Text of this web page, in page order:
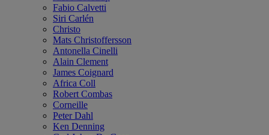
Fabio Calvetti
Siri Carlén
Christo
Mats Christoffersson
Antonella Cinelli
Alain Clement
James Coignard
Africa Coll
Robert Combas
Corneille
Peter Dahl
Ken Denning